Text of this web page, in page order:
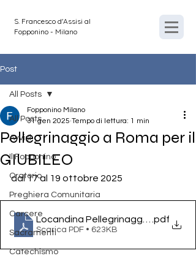
S. Francesco d'Assisi al
Fopponino - Milano
Post
All Posts
Avvisi
Il Fopponino
Oratorio
Preghiera Comunitaria
Carcere
Sacramenti
Catechismo
All Posts
Pellegrinaggio a Roma per il
GIUBILEO
Fopponino Milano
31 gen 2025 Tempo di lettura: 1 min
dal 17 al 19 ottobre 2025
Locandina Pellegrinaggio Roma
.pdf
Scarica PDF • 623KB